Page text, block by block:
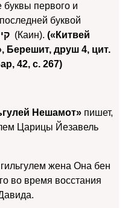
первого и
буквой
(Каин). («Китвей
Берешит, друш 4, цит.
42, с. 267)
Нешамот» пишет,
Царицы Йезавель
жена Она бен
во время восстания